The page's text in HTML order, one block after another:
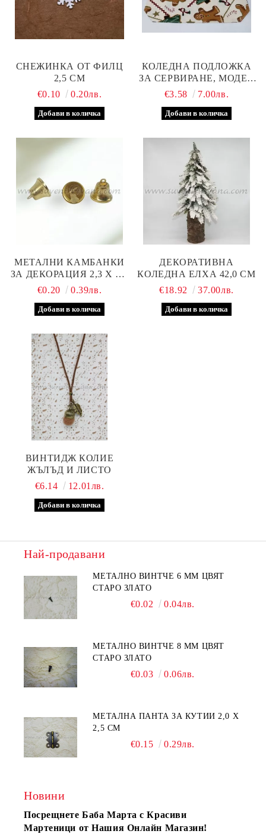
СНЕЖИНКА ОТ ФИЛЦ
2,5 СМ
€0.10
0.20лв.
КОЛЕДНА ПОДЛОЖКА
ЗА СЕРВИРАНЕ, МОДЕЛ
ДВЕ
€3.58 7.00лв.
МЕТАЛНИ КАМБАНКИ
ЗА ДЕКОРАЦИЯ 2,3 Х 2,3
СМ
€0.20 0.39лв.
ДЕКОРАТИВНА
КОЛЕДНА ЕЛХА 42,0 СМ
€18.92
37.00лв.
ВИНТИДЖ КОЛИЕ
ЖЪЛЪД И ЛИСТО
€6.14
12.01лв.
Най-продавани
МЕТАЛНО ВИНТЧЕ 6 ММ ЦВЯТ
СТАРО ЗЛАТО
€0.02 0.04лв.
МЕТАЛНО ВИНТЧЕ 8 ММ ЦВЯТ
СТАРО ЗЛАТО
€0.03 0.06лв.
МЕТАЛНА ПАНТА ЗА КУТИИ 2,0 Х
2,5 СМ
€0.15 0.29лв.
Новини
Посрещнете Баба Марта с Красиви
Мартеници от Нашия Онлайн Магазин!